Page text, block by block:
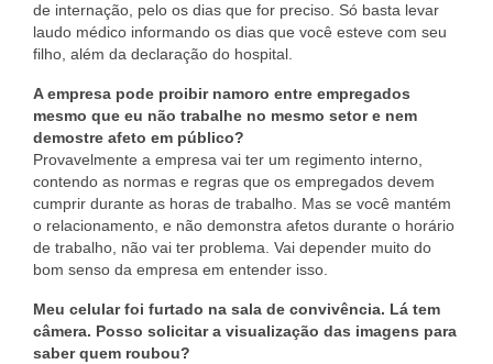
de internação, pelo os dias que for preciso. Só basta levar
laudo médico informando os dias que você esteve com seu
filho, além da declaração do hospital.
A empresa pode proibir namoro entre empregados
mesmo que eu não trabalhe no mesmo setor e nem
demostre afeto em público?
Provavelmente a empresa vai ter um regimento interno,
contendo as normas e regras que os empregados devem
cumprir durante as horas de trabalho. Mas se você mantém
o relacionamento, e não demonstra afetos durante o horário
de trabalho, não vai ter problema. Vai depender muito do
bom senso da empresa em entender isso.
Meu celular foi furtado na sala de convivência. Lá tem
câmera. Posso solicitar a visualização das imagens para
saber quem roubou?